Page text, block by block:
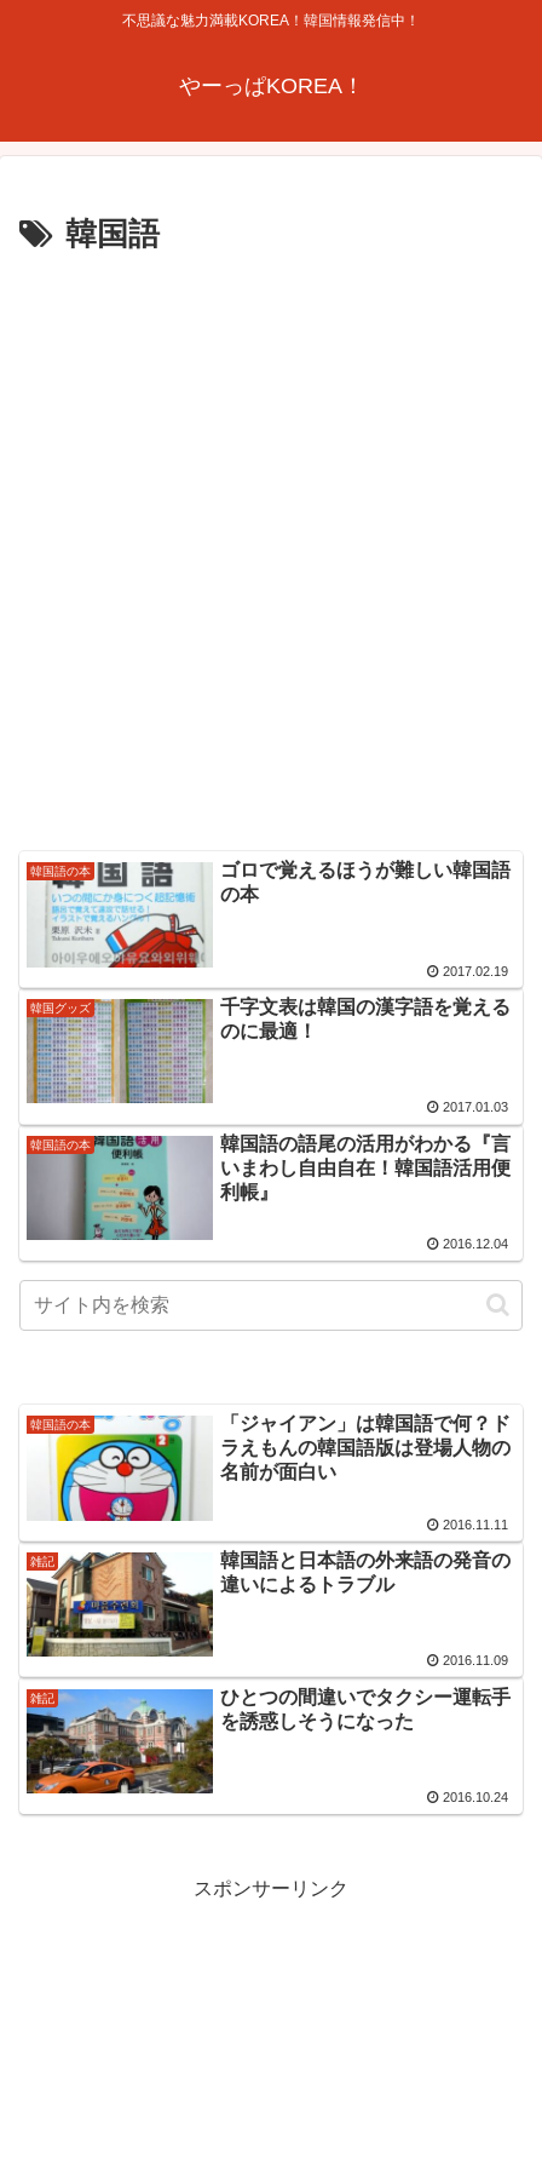
不思議な魅力満載KOREA！韓国情報発信中！
やーっぱKOREA！
韓国語
韓国語の本
ゴロで覚えるほうが難しい韓国語
の本
2017.02.19
韓国グッズ
千字文表は韓国の漢字語を覚える
のに最適！
2017.01.03
韓国語の本
韓国語の語尾の活用がわかる『言
いまわし自由自在！韓国語活用便
利帳』
2016.12.04
韓国語の本
「ジャイアン」は韓国語で何？ド
ラえもんの韓国語版は登場人物の
名前が面白い
2016.11.11
雑記
韓国語と日本語の外来語の発音の
違いによるトラブル
2016.11.09
雑記
ひとつの間違いでタクシー運転手
を誘惑しそうになった
2016.10.24
スポンサーリンク